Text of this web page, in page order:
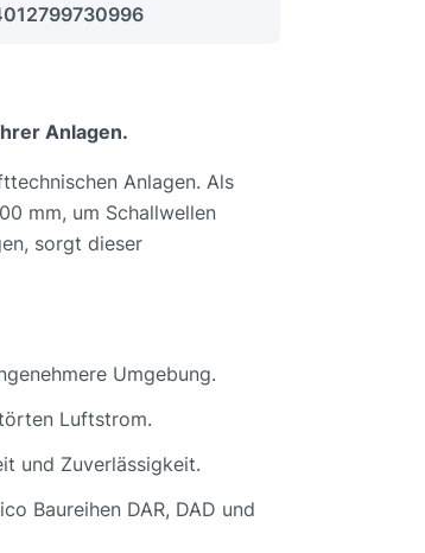
Anlagen.
Anlagen. Als
mm, um Schallwellen
sorgt dieser
Umgebung.
Luftstrom.
und Zuverlässigkeit.
Baureihen DAR, DAD und